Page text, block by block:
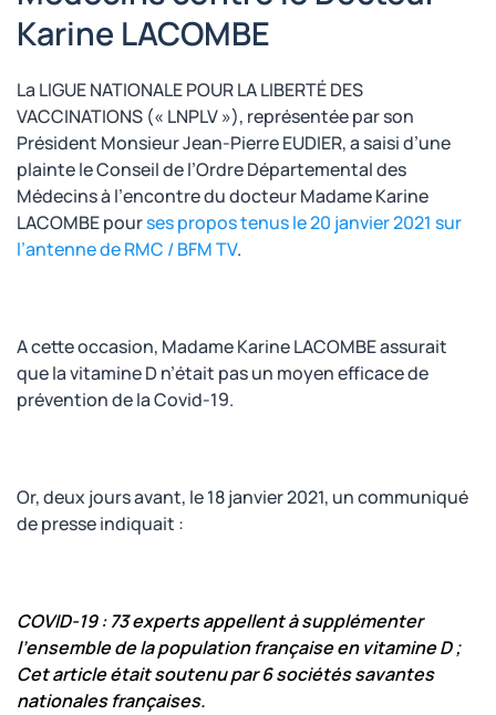
Karine LACOMBE
La LIGUE NATIONALE POUR LA LIBERTÉ DES
VACCINATIONS (« LNPLV »), représentée par son
Président Monsieur Jean-Pierre EUDIER, a saisi d’une
plainte le Conseil de l’Ordre Départemental des
Médecins à l’encontre du docteur Madame Karine
LACOMBE pourses propos tenus le 20 janvier 2021 sur
l’antenne de RMC / BFM TV.
A cette occasion, Madame Karine LACOMBE assurait
que la vitamine D n’était pas un moyen efficace de
prévention de la Covid-19.
Or, deux jours avant, le 18 janvier 2021, un communiqué
de presse indiquait :
COVID-19 : 73 experts appellent à supplémenter
l’ensemble de la population française en vitamine D ;
Cet article était soutenu par 6 sociétés savantes
nationales françaises.